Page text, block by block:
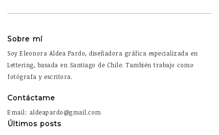
Sobre mí
Soy Eleonora Aldea Pardo, diseñadora gráfica especializada en
Lettering, basada en Santiago de Chile. También trabajo como
fotógrafa y escritora.
Contáctame
Email: aldeapardo@gmail.com
Últimos posts